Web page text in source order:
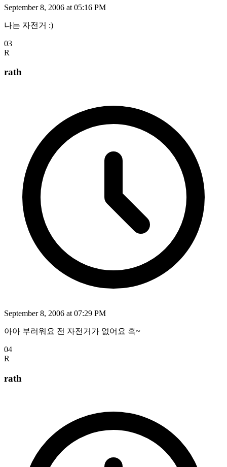
September 8, 2006 at 05:16 PM
나는 자전거 :)
03
R
rath
September 8, 2006 at 07:29 PM
아아 부러워요 전 자전거가 없어요 흑~
04
R
rath